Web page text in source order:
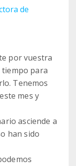
de
por vuestra
tiempo para
Tenemos
mes y
asciende a
han sido